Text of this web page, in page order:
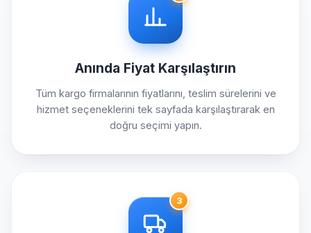
Anında Fiyat Karşılaştırın
Tüm kargo firmalarının fiyatlarını, teslim sürelerini ve
hizmet seçeneklerini tek sayfada karşılaştırarak en
doğru seçimi yapın.
3